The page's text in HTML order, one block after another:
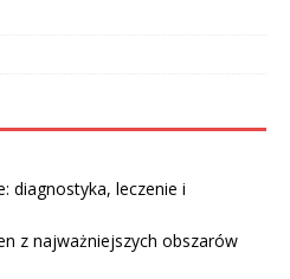
diagnostyka, leczenie i
z najważniejszych obszarów